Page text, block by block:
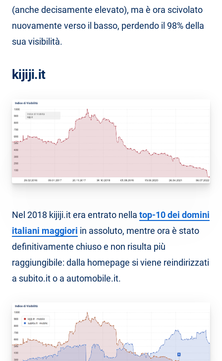
(anche decisamente elevato), ma è ora scivolato
nuovamente verso il basso, perdendo il 98% della
sua visibilità.
kijiji.it
Nel 2018 kijiji.it era entrato nella top-10 dei domini
italiani maggiori in assoluto, mentre ora è stato
definitivamente chiuso e non risulta più
raggiungibile: dalla homepage si viene reindirizzati
a subito.it o a automobile.it.